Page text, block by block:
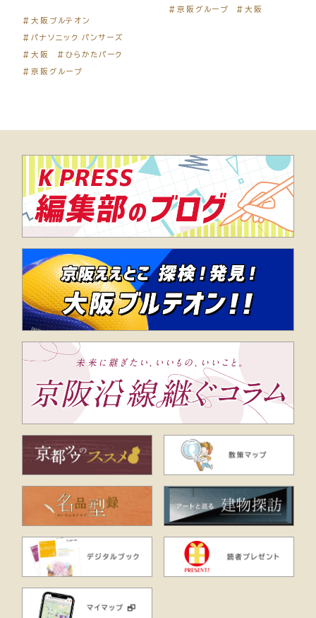
＃大阪ブルテオン
＃パナソニック パンサーズ
＃大阪
＃ひらかたパーク
＃京阪グループ
＃京阪グループ
＃大阪